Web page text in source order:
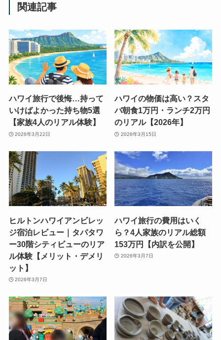
関連記事
ハワイ旅行で後悔…持って
いけばよかった持ち物5選
【家族4人のリアル体験】
2026年3月22日
ハワイの物価は高い？スタ
バ朝食1万円・ランチ2万円
のリアル【2026年】
2026年3月15日
ヒルトンハワイアンビレッ
ジ宿泊レビュー｜タパタワ
ー30階シティビューのリア
ル体験【メリット・デメリ
ット】
2026年3月7日
ハワイ旅行の費用はいく
ら？4人家族のリアル総額
153万円【内訳を公開】
2026年3月7日